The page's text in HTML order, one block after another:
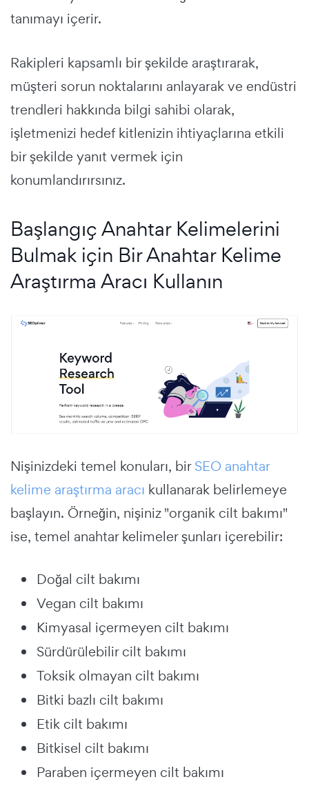
tanımayı içerir.
Rakipleri kapsamlı bir şekilde araştırarak,
müşteri sorun noktalarını anlayarak ve endüstri
trendleri hakkında bilgi sahibi olarak,
işletmenizi hedef kitlenizin ihtiyaçlarına etkili
bir şekilde yanıt vermek için
konumlandırırsınız.
Başlangıç Anahtar Kelimelerini
Bulmak için Bir Anahtar Kelime
Araştırma Aracı Kullanın
Nişinizdeki temel konuları, birSEO anahtar
kelime araştırma aracı kullanarak belirlemeye
başlayın. Örneğin, nişiniz "organik cilt bakımı"
ise, temel anahtar kelimeler şunları içerebilir:
Doğal cilt bakımı
Vegan cilt bakımı
Kimyasal içermeyen cilt bakımı
Sürdürülebilir cilt bakımı
Toksik olmayan cilt bakımı
Bitki bazlı cilt bakımı
Etik cilt bakımı
Bitkisel cilt bakımı
Paraben içermeyen cilt bakımı